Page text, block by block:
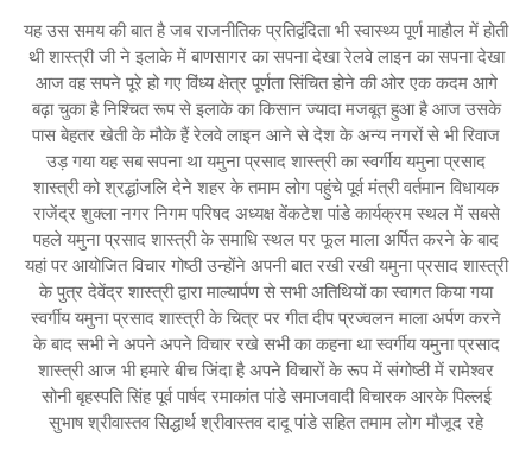
यह उस समय की बात है जब राजनीतिक प्रतिद्वंदिता भी स्वास्थ्य पूर्ण माहौल में होती
थी शास्त्री जी ने इलाके में बाणसागर का सपना देखा रेलवे लाइन का सपना देखा
आज वह सपने पूरे हो गए विंध्य क्षेत्र पूर्णता सिंचित होने की ओर एक कदम आगे
बढ़ा चुका है निश्चित रूप से इलाके का किसान ज्यादा मजबूत हुआ है आज उसके
पास बेहतर खेती के मौके हैं रेलवे लाइन आने से देश के अन्य नगरों से भी रिवाज
उड़ गया यह सब सपना था यमुना प्रसाद शास्त्री का स्वर्गीय यमुना प्रसाद
शास्त्री को श्रद्धांजलि देने शहर के तमाम लोग पहुंचे पूर्व मंत्री वर्तमान विधायक
राजेंद्र शुक्ला नगर निगम परिषद अध्यक्ष वेंकटेश पांडे कार्यक्रम स्थल में सबसे
पहले यमुना प्रसाद शास्त्री के समाधि स्थल पर फूल माला अर्पित करने के बाद
यहां पर आयोजित विचार गोष्ठी उन्होंने अपनी बात रखी रखी यमुना प्रसाद शास्त्री
के पुत्र देवेंद्र शास्त्री द्वारा माल्यार्पण से सभी अतिथियों का स्वागत किया गया
स्वर्गीय यमुना प्रसाद शास्त्री के चित्र पर गीत दीप प्रज्वलन माला अर्पण करने
के बाद सभी ने अपने अपने विचार रखे सभी का कहना था स्वर्गीय यमुना प्रसाद
शास्त्री आज भी हमारे बीच जिंदा है अपने विचारों के रूप में संगोष्ठी में रामेश्वर
सोनी बृहस्पति सिंह पूर्व पार्षद रमाकांत पांडे समाजवादी विचारक आरके पिल्लई
सुभाष श्रीवास्तव सिद्धार्थ श्रीवास्तव दादू पांडे सहित तमाम लोग मौजूद रहे